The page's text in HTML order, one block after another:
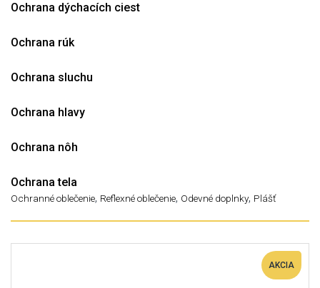
Ochrana dýchacích ciest
Ochrana rúk
Ochrana sluchu
Ochrana hlavy
Ochrana nôh
Ochrana tela
Ochranné oblečenie, Reflexné oblečenie, Odevné doplnky, Plášť
AKCIA